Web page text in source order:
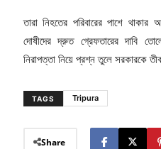
তারা নিহতের পরিবারের পাশে
দোষীদের দ্রুত গ্রেফতারের দাবি
নিরাপত্তা নিয়ে প্রশ্ন তুলে সরকারকে
TAGS Tripura
Share